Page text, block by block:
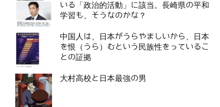
いる「政治的活動」に該当。長崎県の平和
学習も、そうなのかな？
中国人は、日本がうらやましいから、日本
を恨（うら）むという民族性をっているこ
との証拠
大村高校と日本最強の男